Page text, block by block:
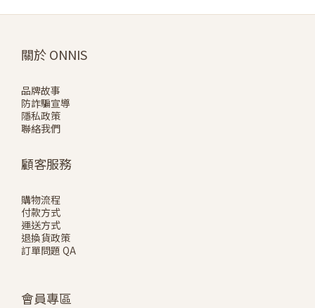
關於 ONNIS
品牌故事
防詐騙宣導
隱私政策
聯絡我們
顧客服務
購物流程
付款方式
運送方式
退換貨政策
訂單問題 QA
會員專區